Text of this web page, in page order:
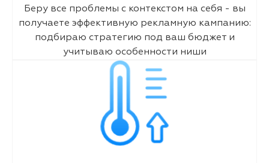
Беру все проблемы с контекстом на себя - вы
получаете эффективную рекламную кампанию:
подбираю стратегию под ваш бюджет и
учитываю особенности ниши